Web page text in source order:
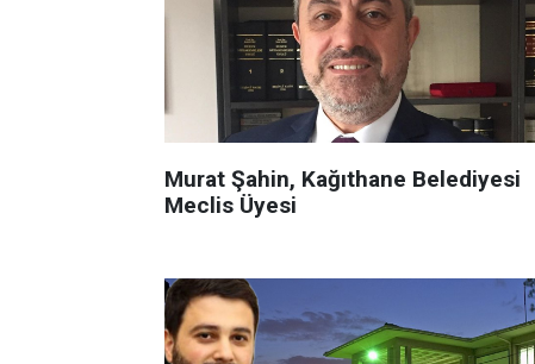
Murat Şahin, Kağıthane Belediyesi
Meclis Üyesi